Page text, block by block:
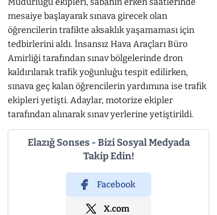
mesaiye başlayarak sınava girecek olan
öğrencilerin trafikte aksaklık yaşamaması için
tedbirlerini aldı. İnsansız Hava Araçları Büro
Amirliği tarafından sınav bölgelerinde dron
kaldırılarak trafik yoğunluğu tespit edilirken,
sınava geç kalan öğrencilerin yardımına ise trafik
ekipleri yetişti. Adaylar, motorize ekipler
tarafından alınarak sınav yerlerine yetiştirildi.
Elazığ Sonses - Bizi Sosyal Medyada
Takip Edin!
Facebook
X.com